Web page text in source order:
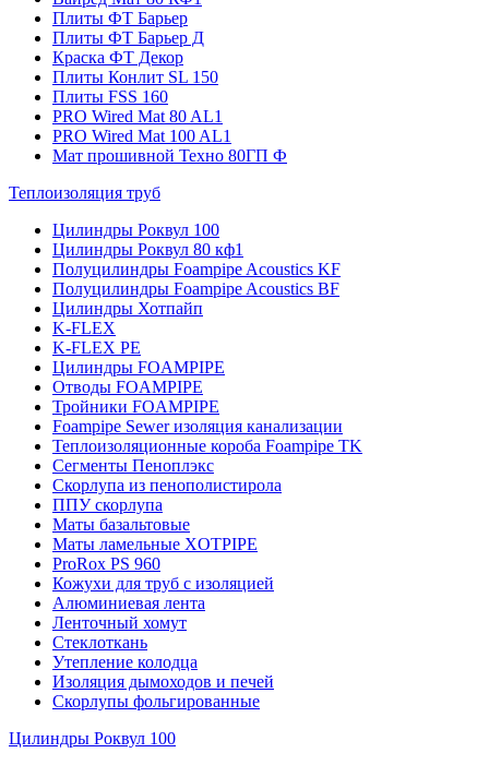
Плиты ФТ Барьер
Плиты ФТ Барьер Д
Краска ФТ Декор
Плиты Конлит SL 150
Плиты FSS 160
PRO Wired Mat 80 AL1
PRO Wired Mat 100 AL1
Мат прошивной Техно 80ГП Ф
Теплоизоляция труб
Цилиндры Роквул 100
Цилиндры Роквул 80 кф1
Полуцилиндры Foampipe Acoustics KF
Полуцилиндры Foampipe Acoustics BF
Цилиндры Хотпайп
K-FLEX
K-FLEX PE
Цилиндры FOAMPIPE
Отводы FOAMPIPE
Тройники FOAMPIPE
Foampipe Sewer изоляция канализации
Теплоизоляционные короба Foampipe TK
Сегменты Пеноплэкс
Скорлупа из пенополистирола
ППУ скорлупа
Маты базальтовые
Маты ламельные XOTPIPE
ProRox PS 960
Кожухи для труб с изоляцией
Алюминиевая лента
Ленточный хомут
Стеклоткань
Утепление колодца
Изоляция дымоходов и печей
Скорлупы фольгированные
Цилиндры Роквул 100